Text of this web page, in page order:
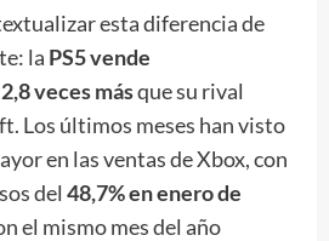
esta diferencia de
la PS5 vende
veces másque su rival
Los últimos meses han visto
en las ventas de Xbox, con
del 48,7% en enero de
el mismo mes del año